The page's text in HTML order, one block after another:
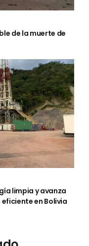
de la muerte de
limpia y avanza
en Bolivia